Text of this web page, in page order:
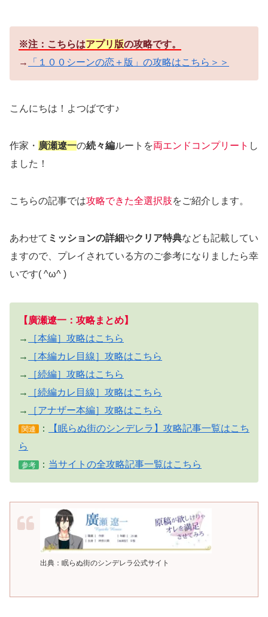
※注：こちらはアプリ版の攻略です。
→
「１００シーンの恋＋版」の攻略はこちら＞＞
こんにちは！よつばです♪
作家・ 廣瀬遼一の続々編ルートを両エンドコンプリート し
ました！
こちらの記事では攻略できた全選択肢をご紹介します。
あわせて ミッションの詳細やクリア特典なども記載してい
ますので、プレイされている方のご参考になりましたら幸
いです( ^ω^ )
【廣瀬遼一：攻略まとめ】
→
［本編］攻略はこちら
→
［本編カレ目線］攻略はこちら
→
［続編］攻略はこちら
→
［続編カレ目線］攻略はこちら
→
［アナザー本編］攻略はこちら
関連 ：
【眠らぬ街のシンデレラ】攻略記事一覧はこち
ら
参考 ： 当サイトの全攻略記事一覧はこちら
出典：眠らぬ街のシンデレラ公式サイト